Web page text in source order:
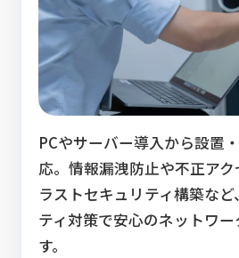
PCやサーバー導入から設置
応。情報漏洩防止や不正ア
ラストセキュリティ構築な
ティ対策で安心のネットワ
す。